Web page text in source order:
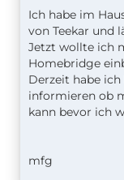
Ich habe im
von Teekar und
Jetzt wollte ich
Homebridge
Derzeit habe
informieren ob
kann bevor ich
mfg